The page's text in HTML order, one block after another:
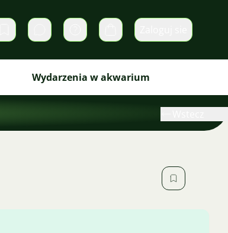
Prywatne wiadomości
Koszyk
Wydarzenia w akwarium